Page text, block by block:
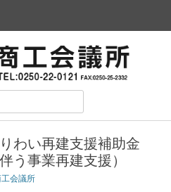
新津商工会議所
and Industry
わい再建支援補助金
う事業再建支援）
会議所